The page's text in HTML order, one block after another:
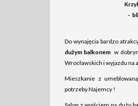
-
Do wynajęcia bardzo
dużym balkonemw
Wrocławskich i wyjazdu na
Mieszkanie z
potrzeby Najemcy !